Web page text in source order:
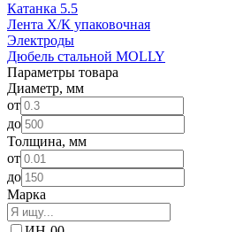
Катанка 5.5
Лента Х/К упаковочная
Электроды
Дюбель стальной MOLLY
Параметры товара
Диаметр, мм
от
до
Толщина, мм
от
до
Марка